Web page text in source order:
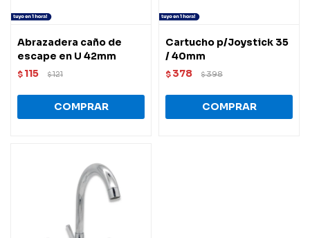
Abrazadera caño de
escape en U 42mm
$ 115 $121
Cartucho p/Joystick 35
/ 40mm
$ 378 $398